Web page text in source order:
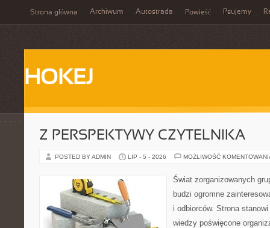
Strona główna Archiwum Autostrada Powieść Psujemy
HOKEJ
Z PERSPEKTYWY CZYTELNIKA
POSTED BY ADMIN LIP - 5 - 2026 MOŻLIWOŚĆ
Świat zorganizowanych
budzi ogromne
i odbiorców. Strona
wiedzy poświęcone